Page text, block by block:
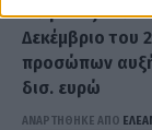
Σκέρτσος: Από
Δεκέμβριο του
προσώπων
δισ. ευρώ
ΑΝΑΡΤΗΘΗΚΕ ΑΠΟ